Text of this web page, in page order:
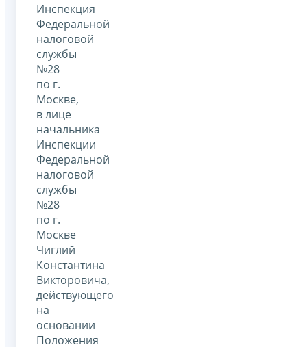
Инспекция
Федеральной
налоговой
службы
№28
по г.
Москве,
в лице
начальника
Инспекции
Федеральной
налоговой
службы
№28
по г.
Москве
Чиглий
Константина
Викторовича,
действующего
на
основании
Положения